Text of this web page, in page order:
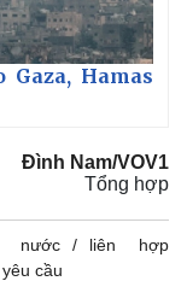
Hamas
Đình Nam/VOV1
Tổng hợp
nước
liên hợp
cầu